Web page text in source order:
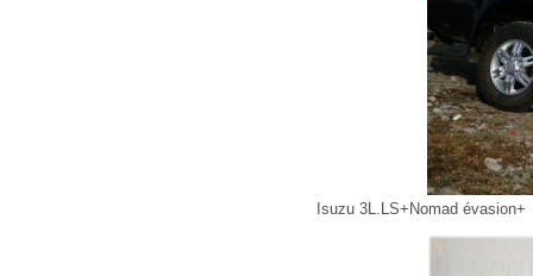
Isuzu 3L.LS+Nomad évasion+